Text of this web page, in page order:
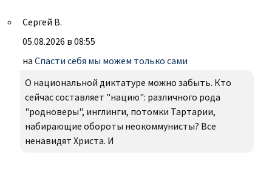
Сергей В.
05.08.2026 в 08:55
на Спасти себя мы можем только сами
О национальной диктатуре можно забыть. Кто
сейчас составляет "нацию": различного рода
"родноверы", инглинги, потомки Тартарии,
набирающие обороты неокоммунисты? Все
ненавидят Христа. И